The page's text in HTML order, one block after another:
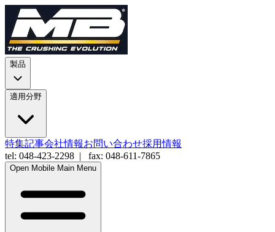
製品
適用分野
特集記事会社情報お問い合わせ採用情報
tel: 048-423-2298 | fax: 048-611-7865
Open Mobile Main Menu